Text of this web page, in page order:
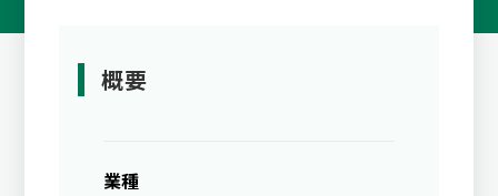
概要
業種